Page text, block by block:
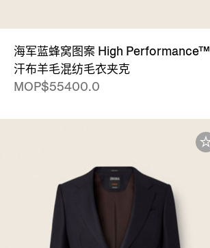
海军蓝蜂窝图案 High Performance™
汗布羊毛混纺毛衣夹克
MOP$55400.0